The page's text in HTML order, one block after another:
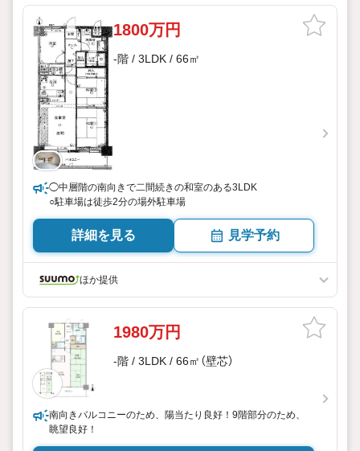
1800万円
-階 / 3LDK / 66㎡
◯中層階の南向きで二間続きの和室のある3LDK
○駐車場は徒歩2分の場外駐車場
詳細を見る 見学予約
ほか提供
1980万円
-階 / 3LDK / 66㎡（壁芯）
南向きバルコニーのため、陽当たり良好！9階部分のため、
眺望良好！